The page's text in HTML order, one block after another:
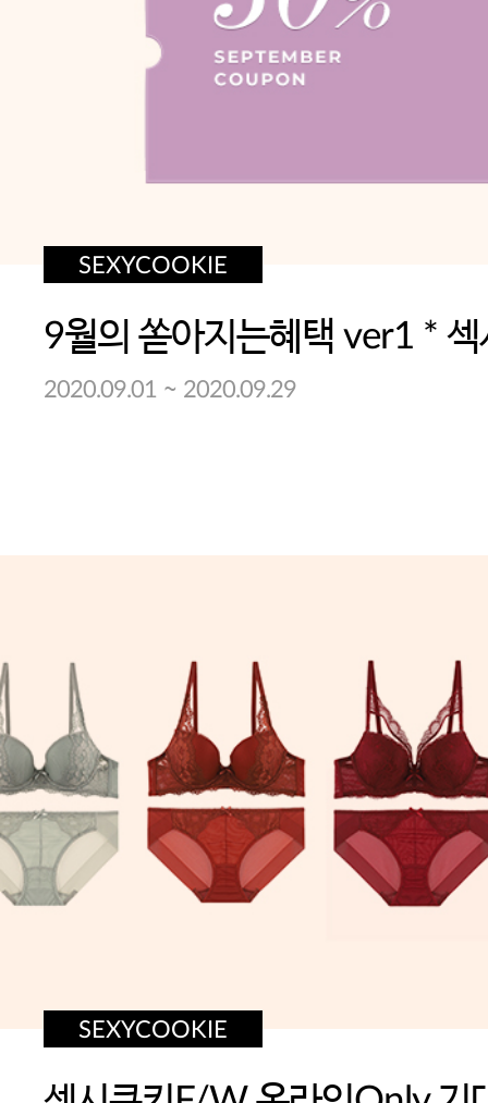
SEXYCOOKIE
2020.09.01 ~ 2020.09.29
SEXYCOOKIE